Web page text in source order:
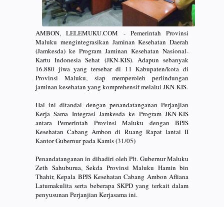
AMBON, LELEMUKU.COM - Pemerintah Provinsi
Maluku mengintegrasikan Jaminan Kesehatan Daerah
(Jamkesda) ke Program Jaminan Kesehatan Nasional-
Kartu Indonesia Sehat (JKN-KIS). Adapun sebanyak
16.880 jiwa yang tersebar di 11 Kabupaten/kota di
Provinsi Maluku, siap memperoleh perlindungan
jaminan kesehatan yang komprehensif melalui JKN-KIS.
Hal ini ditandai dengan penandatanganan Perjanjian
Kerja Sama Integrasi Jamkesda ke Program JKN-KIS
antara Pemerintah Provinsi Maluku dengan BPJS
Kesehatan Cabang Ambon di Ruang Rapat lantai II
Kantor Gubernur pada Kamis (31/05)
Penandatanganan in dihadiri oleh Plt. Gubernur Maluku
Zeth Sahuburua, Sekda Provinsi Maluku Hamin bin
Thahir, Kepala BPJS Kesehatan Cabang Ambon Afliana
Latumakulita serta beberapa SKPD yang terkait dalam
penyusunan Perjanjian Kerjasama ini.